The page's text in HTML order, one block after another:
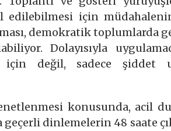
edilebilmesi için
demokratik toplumlarda
Dolayısıyla
için değil, sadece şiddet
konusunda, acil
geçerli dinlemelerin 48 saate